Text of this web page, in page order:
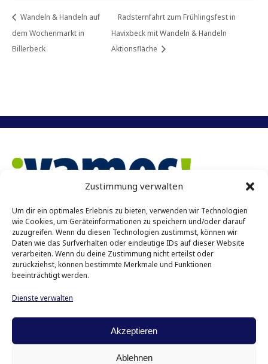
Zustimmung verwalten
Um dir ein optimales Erlebnis zu bieten, verwenden wir Technologien
wie Cookies, um Geräteinformationen zu speichern und/oder darauf
zuzugreifen. Wenn du diesen Technologien zustimmst, können wir
Daten wie das Surfverhalten oder eindeutige IDs auf dieser Website
verarbeiten. Wenn du deine Zustimmung nicht erteilst oder
zurückziehst, können bestimmte Merkmale und Funktionen
beeinträchtigt werden.
Dienste verwalten
Akzeptieren
Ablehnen
Wandeln & Handeln auf
dem Wochenmarkt in
Billerbeck
Radsternfahrt zum Frühlingsfest in
Havixbeck mit Wandeln & Handeln
Aktionsfläche
Vamos e.V. Münster
Achtermannstr. 10 – 12
48143 Münster
Kontakt
E-Mail: info@vamos-muenster.de
Datenschutz